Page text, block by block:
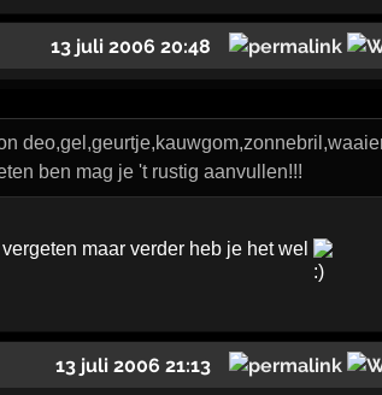
13 juli 2006 20:48
ben mag je 't rustig aanvullen!!!
maar verder heb je het wel
13 juli 2006 21:13